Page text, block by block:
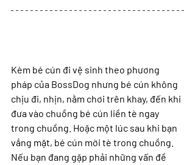
Kèm bé cún đi vệ sinh theo phương
pháp của BossDog nhưng bé cún không
chịu đi, nhịn, nằm chơi trên khay, đến khi
đưa vào chuồng bé cún liền tè ngay
trong chuồng. Hoặc một lúc sau khi bạn
vắng mặt, bé cún mời tè trong chuồng.
Nếu bạn đang gặp phải những vấn đề